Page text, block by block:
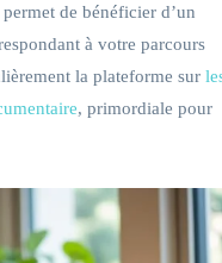
de bénéficier d’un
à votre parcours
la plateforme sur
, primordiale pour